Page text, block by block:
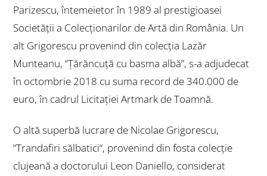
Parizescu, întemeietor în 1989 al prestigioasei
Societății a Colecționarilor de Artă din România. Un
alt Grigorescu provenind din colecția Lazăr
Munteanu, “Țărăncuță cu basma albă”, s-a adjudecat
în octombrie 2018 cu suma record de 340.000 de
euro, în cadrul Licitației Artmark de Toamnă.
O altă superbă lucrare de Nicolae Grigorescu,
“Trandafiri sălbatici“, provenind din fosta colecție
clujeană a doctorului Leon Daniello, considerat